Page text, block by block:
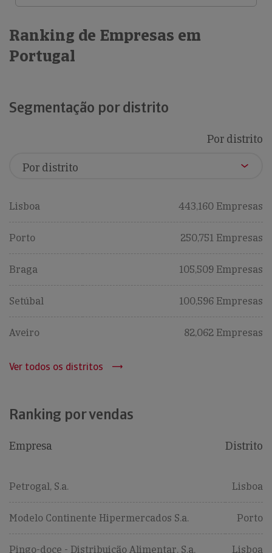
Ranking de Empresas em
Portugal
Segmentação por distrito
Por distrito
Lisboa 443,160 Empresas
Porto 250,751 Empresas
Braga 105,509 Empresas
Setúbal 100,596 Empresas
Aveiro 82,062 Empresas
Ver todos os distritos
Ranking por vendas
Empresa Distrito
Petrogal, S.a. Lisboa
Modelo Continente Hipermercados S.a. Porto
Pingo-doce - Distribuição Alimentar, S.a. Lisboa